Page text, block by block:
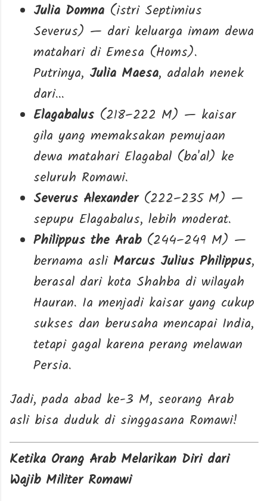
Julia Domna (istri Septimius
Severus) — dari keluarga imam dewa
matahari di Emesa (Homs).
Putrinya, Julia Maesa, adalah nenek
dari...
Elagabalus (218–222 M) — kaisar
gila yang memaksakan pemujaan
dewa matahari Elagabal (ba'al) ke
seluruh Romawi.
Severus Alexander(222–235 M) —
sepupu Elagabalus, lebih moderat.
Philippus the Arab(244–249 M) —
bernama asli Marcus Julius Philippus,
berasal dari kota Shahba di wilayah
Hauran. Ia menjadi kaisar yang cukup
sukses dan berusaha mencapai India,
tetapi gagal karena perang melawan
Persia.
Jadi, pada abad ke-3 M, seorang Arab
asli bisa duduk di singgasana Romawi!
Ketika Orang Arab Melarikan Diri dari
Wajib Militer Romawi